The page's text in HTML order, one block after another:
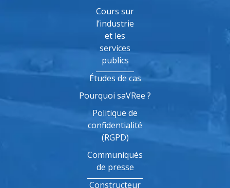
Cours sur
l’industrie
et les
services
publics
Études de cas
Pourquoi saVRee ?
Politique de
confidentialité
(RGPD)
Communiqués
de presse
Constructeur